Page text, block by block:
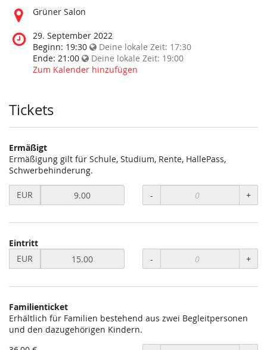
Wo
diese
Veranstaltung
statt?
Grüner Salon
Wann
findet
diese
Veranstaltung
29. September 2022
Beginn: 19:30 Deine lokale Zeit: 17:30
Ende: 21:00 Deine lokale Zeit: 19:00
Zum Kalender hinzufügen
Tickets
Ermäßigt
Ermäßigung gilt für Schule, Studium, Rente, HallePass,
Schwerbehinderung.
Preis
für
setzen
EUR - +
Eintritt
Preis
für
setzen
EUR - +
Familienticket
Erhältlich für Familien bestehend aus zwei Begleitpersonen
und den dazugehörigen Kindern.